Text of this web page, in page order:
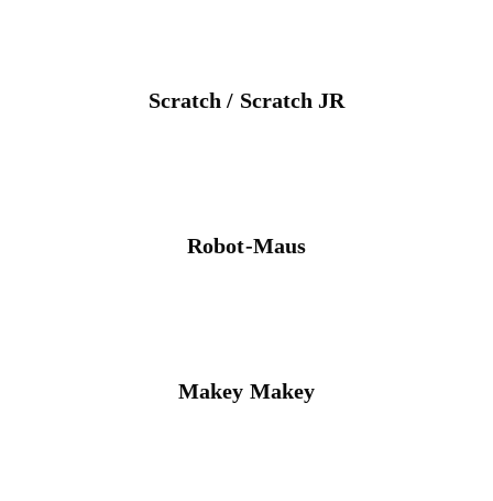
Scratch / Scratch JR
Robot-Maus
Makey Makey